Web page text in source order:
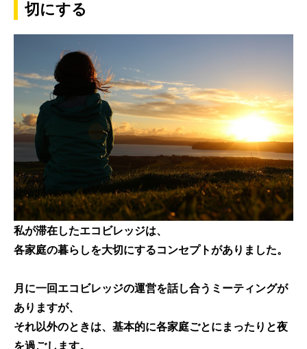
切にする
私が滞在したエコビレッジは、
各家庭の暮らしを大切にするコンセプトがありました。
月に一回エコビレッジの運営を話し合うミーティングが
ありますが、
それ以外のときは、基本的に各家庭ごとにまったりと夜
を過ごします。